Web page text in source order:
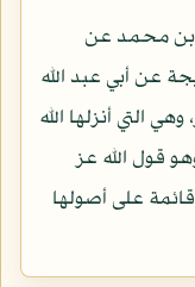
بن محمد عن
عن أبي عبد الله
( 1 ) أم التمر، وهي التي أنزلها الله
قول الله عز
على أصولها